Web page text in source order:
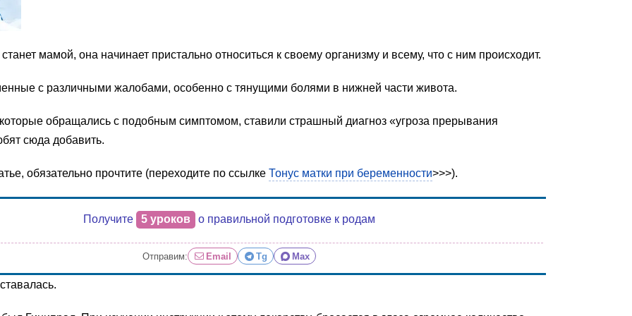
мамой, она начинает пристально относиться к своему организму и всему, что с ним происходит.
с различными жалобами, особенно с тянущими болями в нижней части живота.
обращались с подобным симптомом, ставили страшный диагноз «угроза прерывания
сюда добавить.
обязательно прочтите (переходите по ссылке Тонус матки при беременности>>>).
Получите 5 уроков о правильной подготовке к родам
Отправим: Email Tg Max